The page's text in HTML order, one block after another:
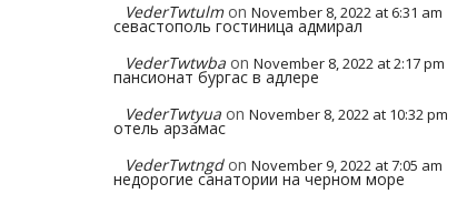
VederTwtulm on November 8, 2022 at 6:31 am
севастополь гостиница адмирал
VederTwtwba on November 8, 2022 at 2:17 pm
пансионат бургас в адлере
VederTwtyua on November 8, 2022 at 10:32 pm
отель арзамас
VederTwtngd on November 9, 2022 at 7:05 am
недорогие санатории на черном море